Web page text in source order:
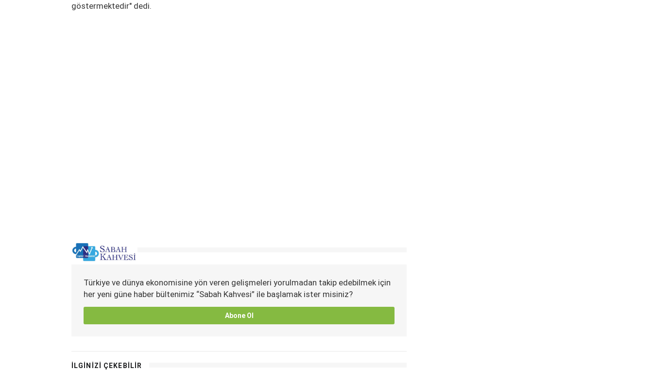
göstermektedir" dedi.
Türkiye ve dünya ekonomisine yön veren gelişmeleri yorulmadan takip edebilmek için
her yeni güne haber bültenimiz “Sabah Kahvesi” ile başlamak ister misiniz?
Abone Ol
İLGİNİZİ ÇEKEBİLİR